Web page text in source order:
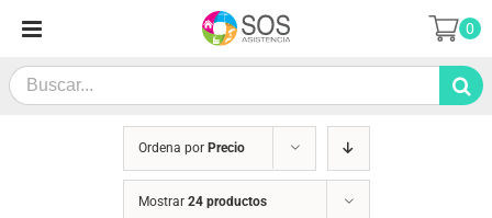
contenido
Search
for:
0
Ordena por Precio
Mostrar 24 productos